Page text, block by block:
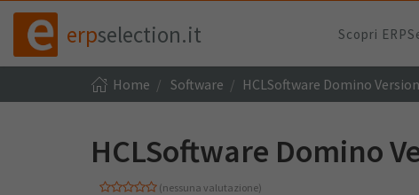
erpselection.it Scopri
Home Software HCLSoftware Domino
HCLSoftware Domino
(nessuna valutazione)